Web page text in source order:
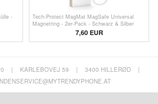
-
Tech-Protect MagMat MagSafe Universal
Magnetring - 2er-Pack - Schwarz & Silber
7,60 EUR
| KARLEBOVEJ 59 | 3400 HILLERØD
|